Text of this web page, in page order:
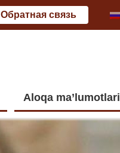
Обратная связь
Aloqa ma’lumotlari